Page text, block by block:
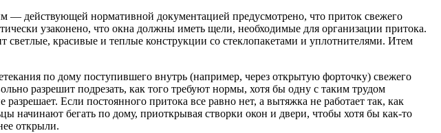
— действующей нормативной документацией предусмотрено, что приток свежего
узаконено, что окна должны иметь щели, необходимые для организации притока.
красивые и теплые конструкции со стеклопакетами и уплотнителями. Итем
по дому поступившего внутрь (например, через открытую форточку) свежего
разрешит подрезать, как того требуют нормы, хотя бы одну с таким трудом
Если постоянного притока все равно нет, а вытяжка не работает так, как
начинают бегать по дому, приоткрывая створки окон и двери, чтобы хотя бы как-то
открыли.